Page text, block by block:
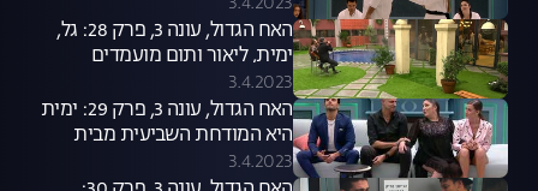
האח הגדול, עונה 3, פרק 28: גל,
ימית, ליאור ותום מועמדים
להדחה!
3.4.2023
האח הגדול, עונה 3, פרק 29: ימית
היא המודחת השביעית מבית
"האח הגדול"
3.4.2023